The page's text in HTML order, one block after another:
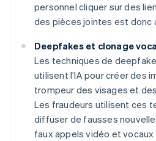
personnel cliquer sur des
des pièces jointes est donc
Deepfakes et clonage
Les techniques de
utilisent l’IA pour créer des
trompeur des visages et
Les fraudeurs utilisent ces
diffuser de fausses
faux appels vidéo et